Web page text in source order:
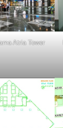
Atria Tower